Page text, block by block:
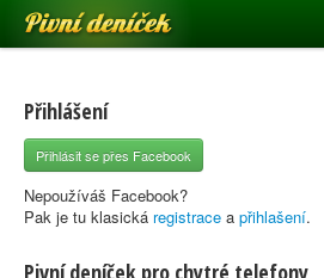
Pivní deníček
Pivní mapa
Pivní značky
Nápověda
Přihlášení
Přihlásit se přes Facebook
Nepoužíváš Facebook?
Pak je tu klasická registrace a přihlašení.
Pivní deníček pro chytré telefony